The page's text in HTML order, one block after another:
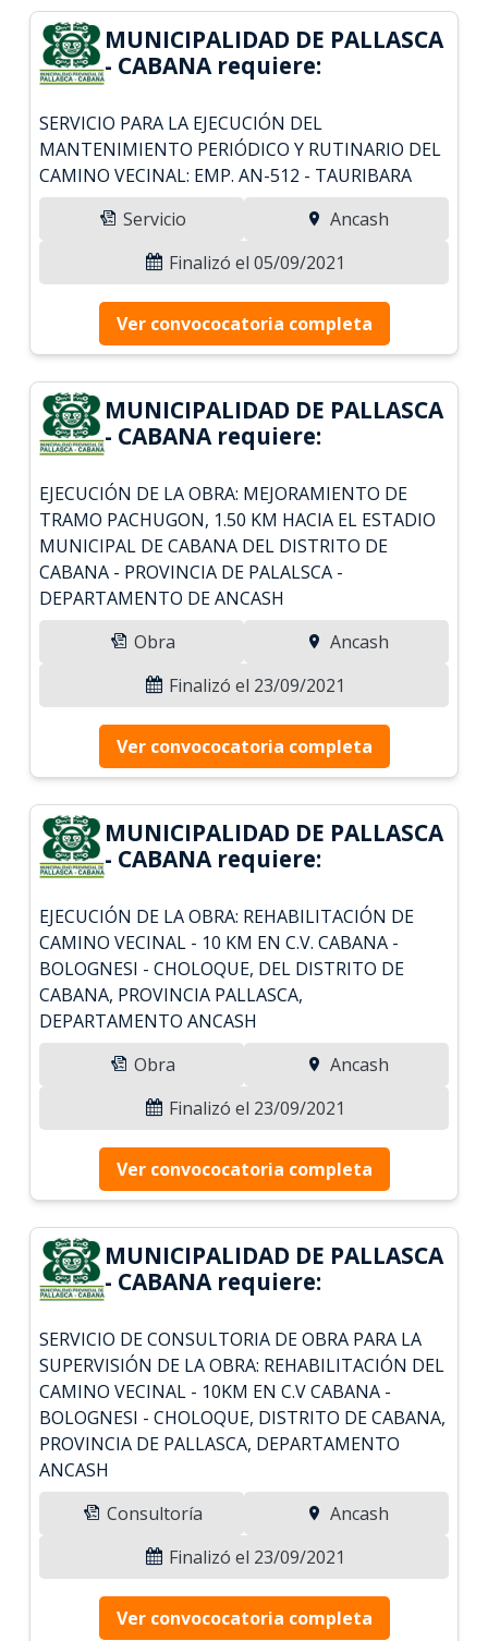
MUNICIPALIDAD DE PALLASCA
- CABANA requiere:
SERVICIO PARA LA EJECUCIÓN DEL
MANTENIMIENTO PERIÓDICO Y RUTINARIO DEL
CAMINO VECINAL: EMP. AN-512 - TAURIBARA
Servicio
Ancash
Finalizó el 05/09/2021
Ver convococatoria completa
MUNICIPALIDAD DE PALLASCA
- CABANA requiere:
EJECUCIÓN DE LA OBRA: MEJORAMIENTO DE
TRAMO PACHUGON, 1.50 KM HACIA EL ESTADIO
MUNICIPAL DE CABANA DEL DISTRITO DE
CABANA - PROVINCIA DE PALALSCA -
DEPARTAMENTO DE ANCASH
Obra
Ancash
Finalizó el 23/09/2021
Ver convococatoria completa
MUNICIPALIDAD DE PALLASCA
- CABANA requiere:
EJECUCIÓN DE LA OBRA: REHABILITACIÓN DE
CAMINO VECINAL - 10 KM EN C.V. CABANA -
BOLOGNESI - CHOLOQUE, DEL DISTRITO DE
CABANA, PROVINCIA PALLASCA,
DEPARTAMENTO ANCASH
Obra
Ancash
Finalizó el 23/09/2021
Ver convococatoria completa
MUNICIPALIDAD DE PALLASCA
- CABANA requiere:
SERVICIO DE CONSULTORIA DE OBRA PARA LA
SUPERVISIÓN DE LA OBRA: REHABILITACIÓN DEL
CAMINO VECINAL - 10KM EN C.V CABANA -
BOLOGNESI - CHOLOQUE, DISTRITO DE CABANA,
PROVINCIA DE PALLASCA, DEPARTAMENTO
ANCASH
Consultoría
Ancash
Finalizó el 23/09/2021
Ver convococatoria completa